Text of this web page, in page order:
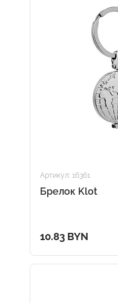
Артикул: 16361
Брелок Klot
10.83 BYN